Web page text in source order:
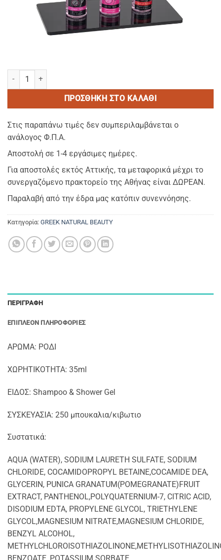
NATURAL BEAUTY Shampoo & Shower Gel/Σαμπουαν &
ΠΡΟΣΘΉΚΗ ΣΤΟ ΚΑΛΆΘΙ
Στις παραπάνω τιμές δεν συμπεριλαμβάνεται ο
ανάλογος Φ.Π.Α.
Αποστολή σε 1-4 εργάσιμες ημέρες.
Για αποστολές εκτός Αττικής, τα μεταφορικά μέχρι το
συνεργαζόμενο πρακτορείο της Αθήνας είναι ΔΩΡΕΑΝ.
Παραλαβή από την έδρα μας κατόπιν συνεννόησης.
Κατηγορία: GREEK NATURAL BEAUTY
ΠΕΡΙΓΡΑΦΉ
ΕΠΙΠΛΈΟΝ ΠΛΗΡΟΦΟΡΊΕΣ
AΡΩΜΑ: ΡΟΔΙ
ΧΩΡΗΤΙΚΟΤΗΤΑ: 35ml
EIΔΟΣ: Shampoo & Shower Gel
ΣΥΣΚΕΥΑΣΙΑ: 250 μπουκαλια/κιβωτιο
Συστατικά:
ΑQUA (WATER), SODIUM LAURETH SULFATE, SODIUM
CHLORIDE, COCAMIDOPROPYL BETAINE,COCAMIDE DEA,
GLYCERIN, PUNICA GRANATUM(POMEGRANATE)FRUIT
EXTRACT, PANTHENOL,POLYQUATERNIUM-7, CITRIC ACID,
DISODIUM EDTA, PROPYLENE GLYCOL, TRIETHYLENE
GLYCOL,MAGNESIUM NITRATE,MAGNESIUM CHLORIDE,
BENZYL ALCOHOL,